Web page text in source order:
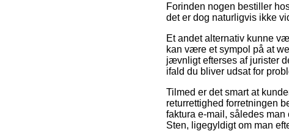
Forinden nogen bestiller
det er dog naturligvis ikke
Et andet alternativ kunne
kan være et sympol på at
jævnligt efterses af jurister
ifald du bliver udsat for
Tilmed er det smart at
returrettighed forretningen
faktura e-mail, således
Sten, ligegyldigt om man